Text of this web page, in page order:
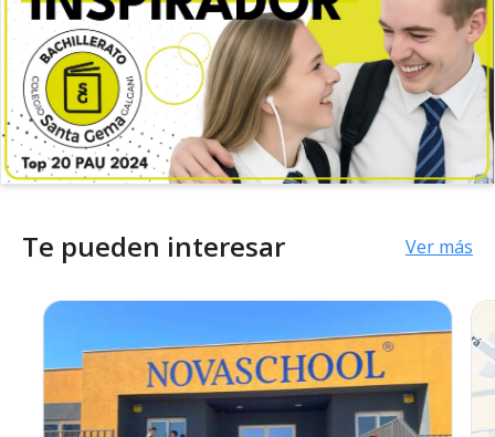
Te pueden interesar Ver más